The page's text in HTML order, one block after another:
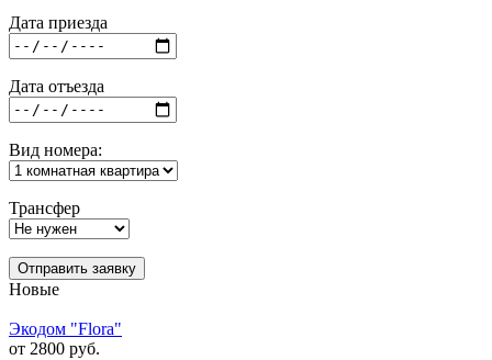
Дата приезда
Дата отъезда
Вид номера:
Трансфер
Отправить заявку
Новые
Экодом "Flora"
от 2800 руб.